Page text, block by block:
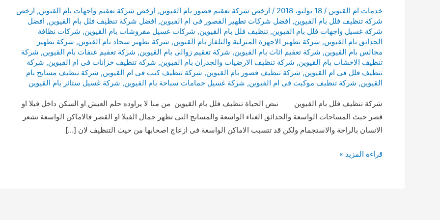
خدمات ام القيوين / 18 يوليو، 2018 / ارخص شركة تعقيم قصور بام القيوين, ارخص شركة تعقيم واجهات بام القيوين, ارخص
شركة تنظيف فلل بام القيوين, افضل شركات تطهير القصور فى ام القيوين, افضل شركة تنظيف فلل بام القيوين, افضل
شركة غسيل واجهات فلل بام القيوين, تنظيف فلل بام القيوين, شركات غسيل مفروشات بام القيوين, شركات نظافة
الحدائق بام القيوين, شركة تطهير الاجهزة المنزلية والتلفاز بام القيوين, شركة تطهير سجاد بام القيوين, شركة تطهير
مجالس بام القيوين, شركة تعقيم اثاث بام القيوين, شركة تعقيم زوالى بام القيوين, شركة تعقيم غنفات بام القيوين, شركة
تنظيف الاخشاب بام القيوين, شركة تنظيف الارضيات والجدران بام القيوين, شركة تنظيف خزانات فى ام القيوين, شركة
تنظيف فلل فى ام القيوين, شركة تنظيف قصور بام القيوين, شركة تنظيف كنب فى ام القيوين, شركة تنظيف مسابح بام
القيوين, شركة تنظيف موكيت فى ام القيوين, شركة غسيل حمامات سباحة بام القيوين, شركة غسيل ستائر بام القيوين
شركة تنظيف فلل بام القيوين نبض الحياة تنظيف فلل بام القيوين من منا لا يراوده حلم العيش او السكن داخل فيلا او
قصر حيث المساحات الواسعة والحدائق الغناء الواسعة والمسابح التى تظهر جمال الفيلا او القصر فالاماكن الواسعة تشعر
الانسان بالراحة والاستجمام ولكن قد تتسبب الاماكن الواسعة فى ازعاج اصحابها من حيث التنظيف لان […]
تنظيف
قراءة المزيد »